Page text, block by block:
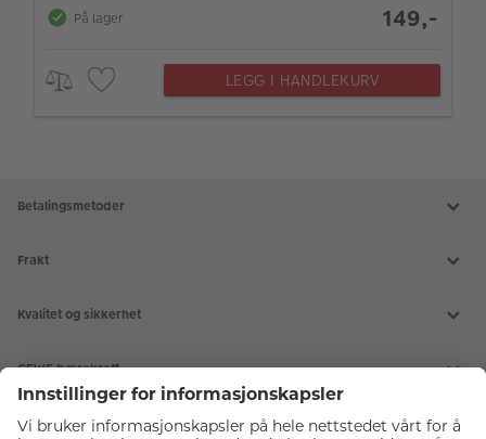
På lager 149,-
LEGG I HANDLEKURV
Betalingsmetoder
Frakt
Kvalitet og sikkerhet
CEWE bærekraft
Tjenester